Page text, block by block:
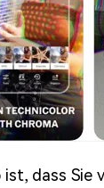
ist, dass